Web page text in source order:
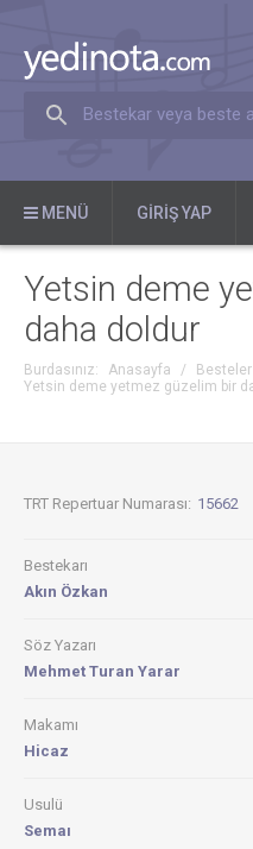
Bestekar veya beste
MENÜ GIRIŞ YAP
Yetsin deme
daha doldur
Burdasınız: Anasayfa / Besteler
Yetsin deme yetmez güzelim bir
TRT Repertuar Numarası: 15662
Bestekarı
Akın Özkan
Söz Yazarı
Mehmet Turan Yarar
Makamı
Hicaz
Usulü
Semaı